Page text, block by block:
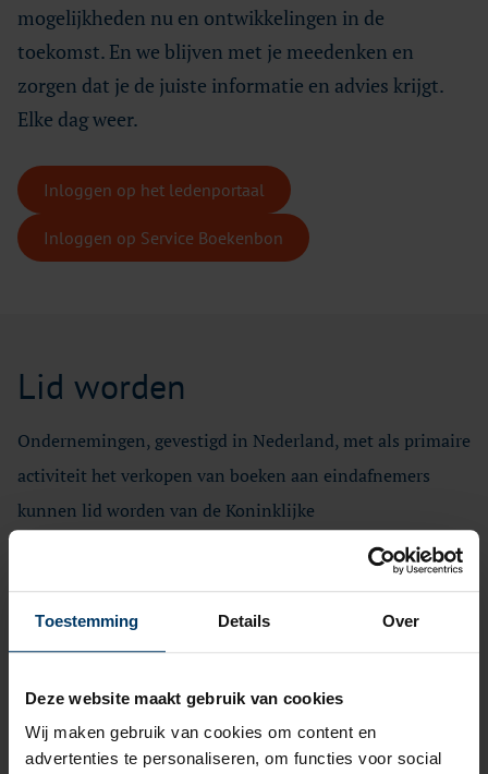
Toestemming Details Over
Deze website maakt gebruik van cookies
Wij maken gebruik van cookies om content en
advertenties te personaliseren, om functies voor social
mogelijkheden nu en ontwikkelingen in de
toekomst. En we blijven met je meedenken en
zorgen dat je de juiste informatie en advies krijgt.
Elke dag weer.
Inloggen op het ledenportaal
Inloggen op Service Boekenbon
Lid worden
Ondernemingen, gevestigd in Nederland, met als primaire
activiteit het verkopen van boeken aan eindafnemers
kunnen lid worden van de Koninklijke
Boekverkopersbond. Een boekverkoper kan alleen
aanspraak maken op het lidmaatschap als deze de
doelomschrijving van de KBb onderschrijft en daarnaar
handelt. De boekverkoper oefent zijn of haar culturele en
mogelijk wordt bevorderd. Neem contact op voor meer